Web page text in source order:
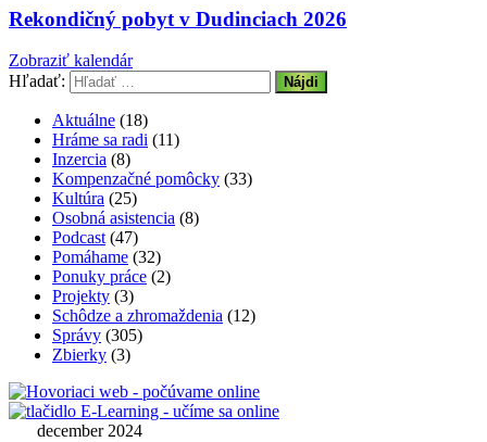
Rekondičný pobyt v Dudinciach 2026
Zobraziť kalendár
Hľadať:
Aktuálne (18)
Hráme sa radi (11)
Inzercia (8)
Kompenzačné pomôcky (33)
Kultúra (25)
Osobná asistencia (8)
Podcast(47)
Pomáhame (32)
Ponuky práce (2)
Projekty (3)
Schôdze a zhromaždenia (12)
Správy (305)
Zbierky (3)
december 2024